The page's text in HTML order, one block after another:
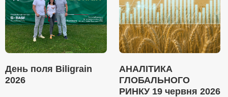
День поля Biligrain
2026
АНАЛІТИКА
ГЛОБАЛЬНОГО
РИНКУ 19 червня 2026